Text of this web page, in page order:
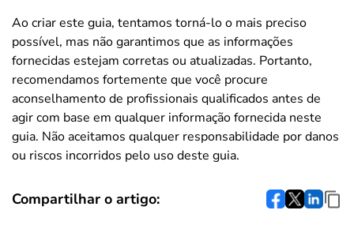
Ao criar este guia, tentamos torná-lo o mais preciso
possível, mas não garantimos que as informações
fornecidas estejam corretas ou atualizadas. Portanto,
recomendamos fortemente que você procure
aconselhamento de profissionais qualificados antes de
agir com base em qualquer informação fornecida neste
guia. Não aceitamos qualquer responsabilidade por danos
ou riscos incorridos pelo uso deste guia.
Compartilhar o artigo: